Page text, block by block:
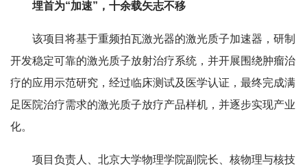
埋首为“加速”，十余载矢志不移
该项目将基于重频拍瓦激光器的激光质子加速器，研制
开发稳定可靠的激光质子放射治疗系统，并开展围绕肿瘤治
疗的应用示范研究，经过临床测试及医学认证，最终完成满
足医院治疗需求的激光质子放疗产品样机，并逐步实现产业
化。
项目负责人、北京大学物理学院副院长、核物理与核技